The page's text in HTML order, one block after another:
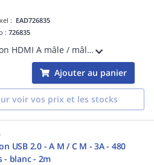
: EAD726835
:726835
Cordon HDMI A mâle / mâle - FLEX - 20m - UHD 4K/60ips HDR 4:2:0- 10.2 gbps - gaine souple ultra flexible - une facilité d'installation et d'usage incomparables grâce à sa gaine ultra flexible - blindage renforcé - OR
Ajouter au panier
voir vos prix et les stocks
USB 2.0 - A M / C M - 3A - 480
- blanc - 2m